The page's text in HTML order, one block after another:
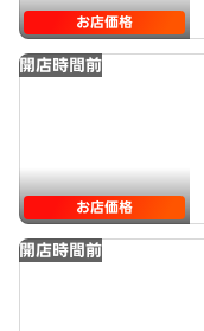
お店価格
開店時間前
お店価格
開店時間前